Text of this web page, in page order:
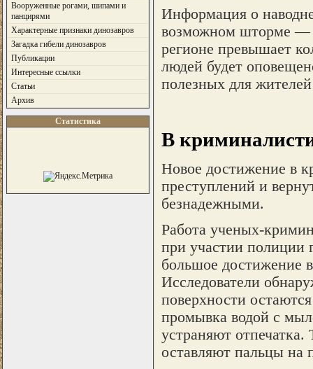
Вооруженные рогами, шипами и
панцирями
Характерные признаки динозавров
Загадка гибели динозавров
Публикации
Интересные ссылки
Статьи
Архив
Статистика
Информация о
возможном шторме —
регионе превышает
людей будет
полезных для
В
Новое достижение в
преступлений и
безнадежными.
Работа ученых-
при участии полиции
большое достижение
Исследователи
поверхности
промывка водой с
устраняют отпечатка.
оставляют пальцы на